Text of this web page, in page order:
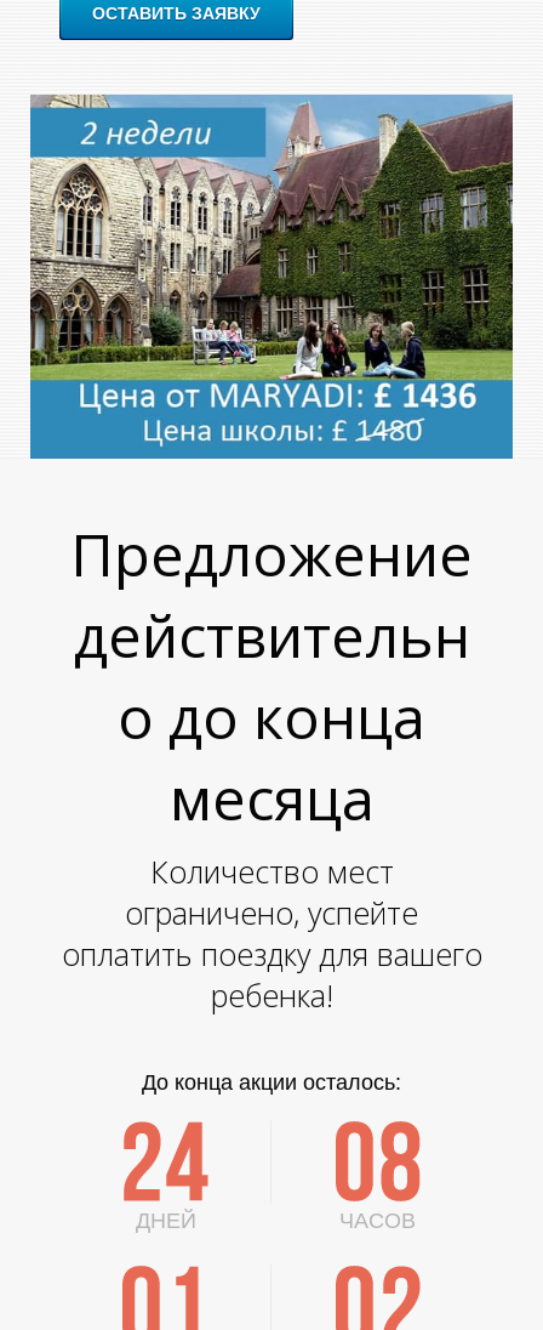
ОСТАВИТЬ ЗАЯВКУ
Предложение
действительн
о до конца
месяца
Количество мест
ограничено, успейте
оплатить поездку для вашего
ребенка!
До конца акции осталось:
4
ДНЕЙ
8
ЧАСОВ
1 1